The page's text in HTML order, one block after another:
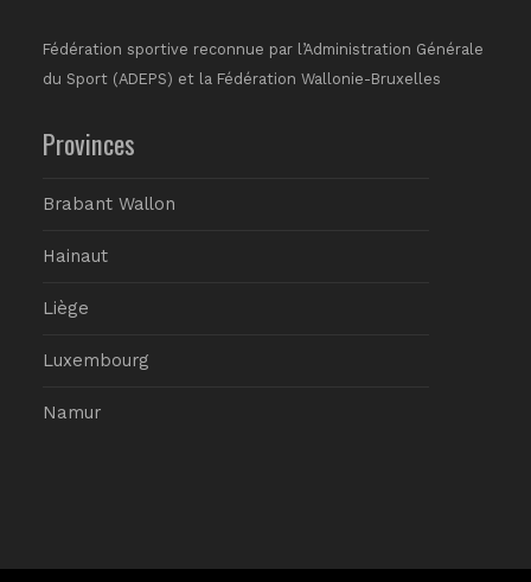
Fédération sportive reconnue par l’Administration Générale
du Sport (ADEPS) et la Fédération Wallonie-Bruxelles
Provinces
Brabant Wallon
Hainaut
Liège
Luxembourg
Namur